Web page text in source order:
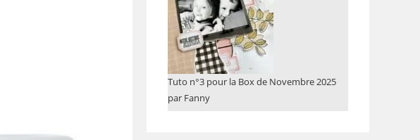
Tuto n°3 pour la Box de Novembre 2025
par Fanny